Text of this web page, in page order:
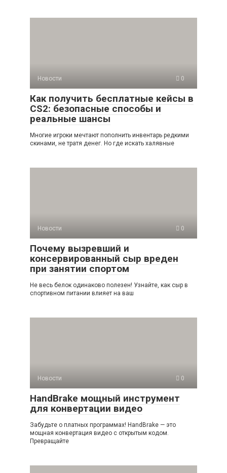
Новости 0
Как получить бесплатные кейсы в
CS2: безопасные способы и
реальные шансы
Многие игроки мечтают пополнить инвентарь редкими
скинами, не тратя денег. Но где искать халявные
Новости 0
Почему вызревший и
консервированный сыр вреден
при занятии спортом
Не весь белок одинаково полезен! Узнайте, как сыр в
спортивном питании влияет на ваш
Новости 0
HandBrake мощный инструмент
для конвертации видео
Забудьте о платных программах! HandBrake — это
мощная конвертация видео с открытым кодом.
Превращайте